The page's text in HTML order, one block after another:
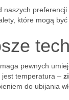
które mogą
pewnych
jest temperatura –
do ubijania